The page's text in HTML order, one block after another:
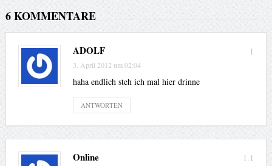
6 KOMMENTARE
1
ADOLF
3. April 2012 um 02:04
haha endlich steh ich mal hier drinne
ANTWORTEN
1.1
Online